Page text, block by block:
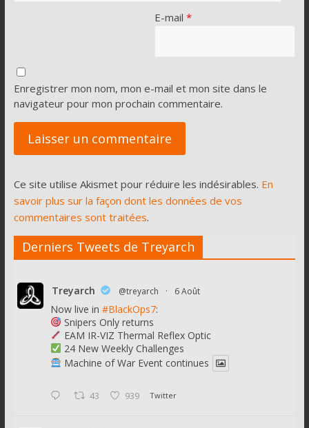
E-mail *
Enregistrer mon nom, mon e-mail et mon site dans le
navigateur pour mon prochain commentaire.
Ce site utilise Akismet pour réduire les indésirables. En
savoir plus sur la façon dont les données de vos
commentaires sont traitées.
Derniers Tweets de Treyarch
Treyarch @treyarch · 6 Août
Now live in #BlackOps7:
Snipers Only returns
EAM IR-VIZ Thermal Reflex Optic
24 New Weekly Challenges
Machine of War Event continues
43 939 Twitter